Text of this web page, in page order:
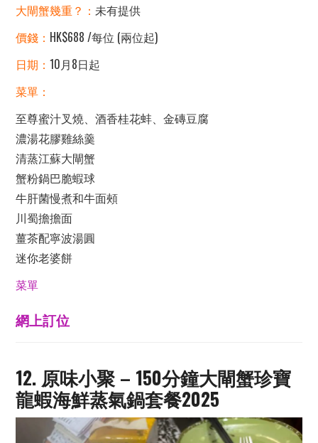
大閘蟹幾重？： 未有提供
價錢： HK$688 /每位 (兩位起)
日期：10月8日起
菜單：
至尊蜜汁叉燒、酒香桂花蚌、金磚豆腐
濃湯花膠雞絲羹
清蒸江蘇大閘蟹
蟹粉鍋巴脆蝦球
牛肝菌慢煮和牛面頰
川蜀擔擔面
薑茶配寧波湯圓
迷你老婆餅
菜單
網上訂位
12. 原味小聚 – 150分鐘大閘蟹珍寶
龍蝦海鮮蒸氣鍋套餐2025